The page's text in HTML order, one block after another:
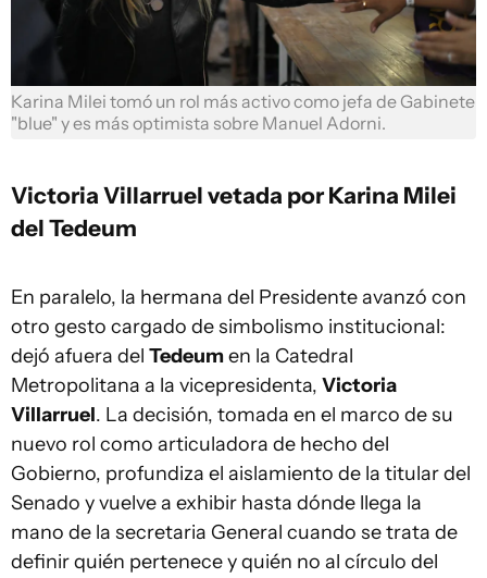
Karina Milei tomó un rol más activo como jefa de Gabinete
"blue" y es más optimista sobre Manuel Adorni.
Victoria Villarruel vetada por Karina Milei
del Tedeum
En paralelo, la hermana del Presidente avanzó con
otro gesto cargado de simbolismo institucional:
dejó afuera del Tedeumen la Catedral
Metropolitana a la vicepresidenta, Victoria
Villarruel. La decisión, tomada en el marco de su
nuevo rol como articuladora de hecho del
Gobierno, profundiza el aislamiento de la titular del
Senado y vuelve a exhibir hasta dónde llega la
mano de la secretaria General cuando se trata de
definir quién pertenece y quién no al círculo del